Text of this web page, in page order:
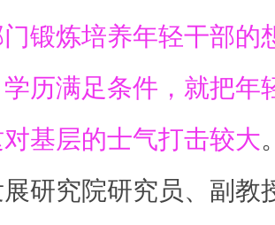
锻炼培养年轻干部的
历满足条件，就把年
基层的士气打击较大
研究院研究员、副教